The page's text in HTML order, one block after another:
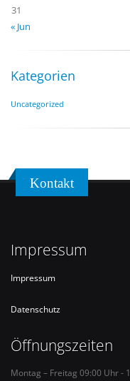
31
« Jun
Kategorien
Uncategorized
Kontakt
Impressum
Impressum
Datenschutz
Öffnungszeiten
Montag – Freitag 09:00 Uhr -